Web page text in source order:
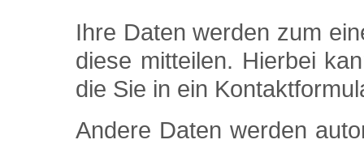
Ihre Daten werden zum
diese mitteilen. Hierbei
die Sie in ein
Andere Daten werden